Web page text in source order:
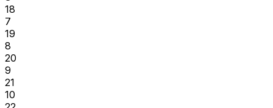
18
7
19
8
20
9
21
10